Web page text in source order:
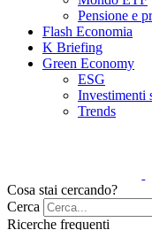
Pensione e
Flash Economia
K Briefing
Green Economy
ESG
Investimenti
Trends
Cosa stai cercando?
Cerca
Ricerche frequenti